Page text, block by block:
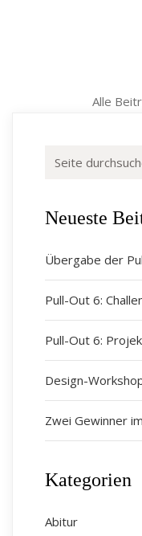
Alle
nach:
Neueste
Übergabe der
Pull-Out 6:
Pull-Out 6:
Design-
Zwei Gewinner
Kategorien
Abitur